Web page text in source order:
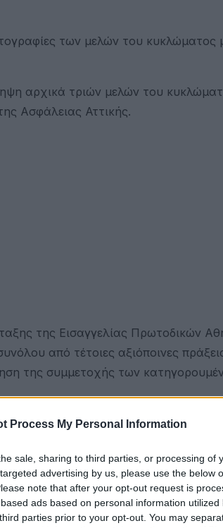
Process My Personal Information
sale, sharing to third parties, or processing of
advertising by us, please use the below
note that after your opt-out request is
ads based on personal information
parties prior to your opt-out. You may
των μελών του κυκλώματος
αρχικά τριών μελών του
Ασφάλειας Αττικής.
της Εισαγγελίας Πρωτοδικών
από τέτοιες αξιόποινες
της συμμετοχής των